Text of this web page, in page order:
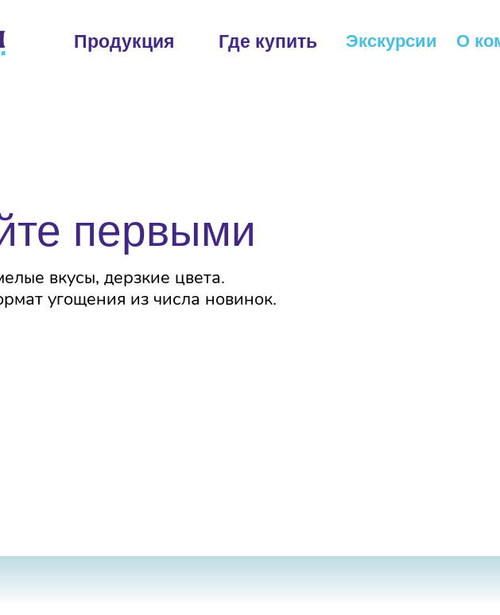
Продукция Где купить Экскурсии О
пожелания
первыми
вкусы, дерзкие цвета.
угощения из числа новинок.